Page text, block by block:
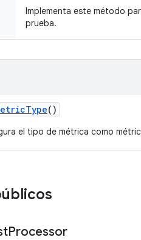
Implementa este método
prueba.
Type()
el tipo de métrica como
Processor